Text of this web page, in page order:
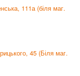
111а (біля маг.
45 (Біля маг.